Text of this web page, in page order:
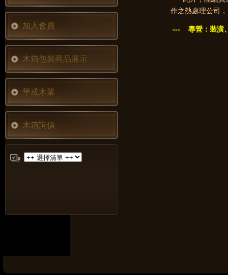
加入會員
木箱包裝商品展示
華成木業
木箱詢價
作之熱處理公司
--- 專營：裝潢